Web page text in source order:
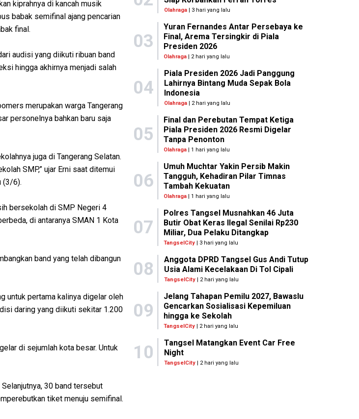
kiprahnya di kancah musik
babak semifinal ajang pencarian
final.
audisi yang diikuti ribuan band
hingga akhirnya menjadi salah
merupakan warga Tangerang
personelnya bahkan baru saja
juga di Tangerang Selatan.
SMP,” ujar Erni saat ditemui
(3/6).
bersekolah di SMP Negeri 4
di antaranya SMAN 1 Kota
band yang telah dibangun
untuk pertama kalinya digelar oleh
daring yang diikuti sekitar 1.200
di sejumlah kota besar. Untuk
30 band tersebut
tiket menuju semifinal.
Olahraga| 3 hari yang lalu
03
Yuran Fernandes Antar Persebaya ke
Final, Arema Tersingkir di Piala
Presiden 2026
Olahraga | 2 hari yang lalu
04
Piala Presiden 2026 Jadi Panggung
Lahirnya Bintang Muda Sepak Bola
Indonesia
Olahraga| 2 hari yang lalu
05
Final dan Perebutan Tempat Ketiga
Piala Presiden 2026 Resmi Digelar
Tanpa Penonton
Olahraga | 1 hari yang lalu
06
Umuh Muchtar Yakin Persib Makin
Tangguh, Kehadiran Pilar Timnas
Tambah Kekuatan
Olahraga | 1 hari yang lalu
07
Polres Tangsel Musnahkan 46 Juta
Butir Obat Keras Ilegal Senilai Rp230
Miliar, Dua Pelaku Ditangkap
TangselCity | 3 hari yang lalu
08
Anggota DPRD Tangsel Gus Andi Tutup
Usia Alami Kecelakaan Di Tol Cipali
TangselCity| 2 hari yang lalu
09
Jelang Tahapan Pemilu 2027, Bawaslu
Gencarkan Sosialisasi Kepemiluan
hingga ke Sekolah
TangselCity | 2 hari yang lalu
10
Tangsel Matangkan Event Car Free
Night
TangselCity| 2 hari yang lalu